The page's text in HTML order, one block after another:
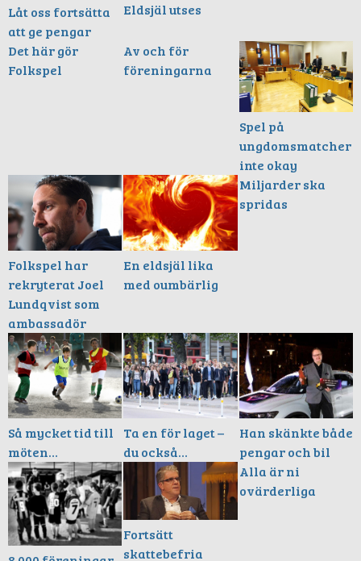
Låt oss fortsätta
att ge pengar
Eldsjäl utses
Det här gör
Folkspel
Av och för
föreningarna
Spel på
ungdomsmatcher
inte okay
Folkspel har
rekryterat Joel
Lundqvist som
ambassadör
En eldsjäl lika
med oumbärlig
Miljarder ska
spridas
Så mycket tid till
möten…
Ta en för laget –
du också…
Han skänkte både
pengar och bil
Fortsätt
skattebefria
Alla är ni
ovärderliga